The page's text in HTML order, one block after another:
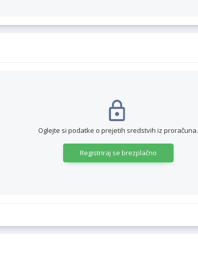
Oglejte si podatke o prejetih sredstvih iz proračuna.
Registriraj se brezplačno